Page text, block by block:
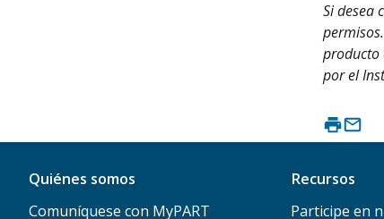
Si desea
producto
por el
Quiénes somos
Comuníquese con MyPART
Recursos
Participe en